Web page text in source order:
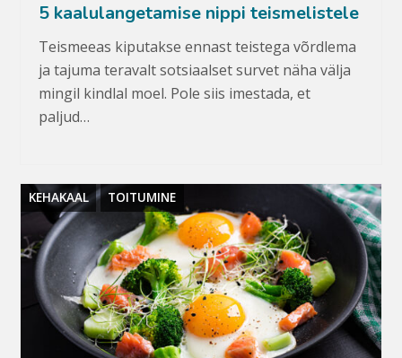
5 kaalulangetamise nippi teismelistele
Teismeeas kiputakse ennast teistega võrdlema
ja tajuma teravalt sotsiaalset survet näha välja
mingil kindlal moel. Pole siis imestada, et
paljud…
KEHAKAAL TOITUMINE